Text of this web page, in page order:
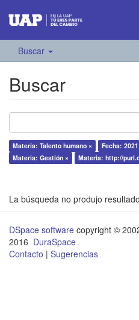
Buscar
Buscar
Materia: Talento humano × Fecha:
Materia: Gestión ×
Materia: http://
La búsqueda no produjo
DSpace software copyright ©
2016 DuraSpace
Contacto | Sugerencias